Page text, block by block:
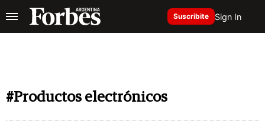
Suscribite Sign In
#Productos electrónicos